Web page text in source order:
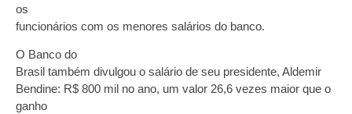
os
funcionários com os menores salários do banco.
O Banco do
Brasil também divulgou o salário de seu presidente, Aldemir
Bendine: R$ 800 mil no ano, um valor 26,6 vezes maior que o
ganho